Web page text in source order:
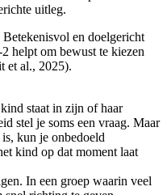
uitleg.
en doelgericht
helpt om bewust te kiezen
et al., 2025).
staat in zijn of haar
stel je soms een vraag. Maar
is, kun je onbedoeld
kind op dat moment laat
In een groep waarin veel